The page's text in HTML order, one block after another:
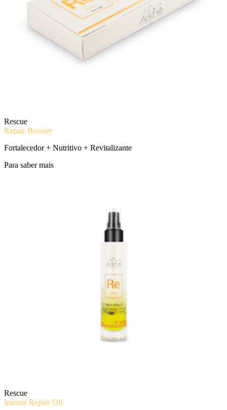
Rescue
Repair Booster
Fortalecedor + Nutritivo + Revitalizante
Para saber mais
Rescue
Intense Repair Oil